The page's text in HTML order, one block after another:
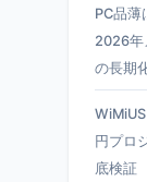
PC品薄
2026年
の長期
円プロ
底検証